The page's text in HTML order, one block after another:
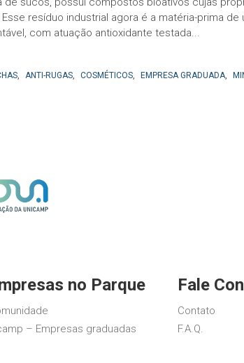
resíduo industrial agora é a matéria-prima
com atuação antioxidante testada...
, ANTI-RUGAS, COSMÉTICOS, EMPRESA GRADUADA,
no Parque
– Empresas graduadas
Fale
Contato
F.A.Q.